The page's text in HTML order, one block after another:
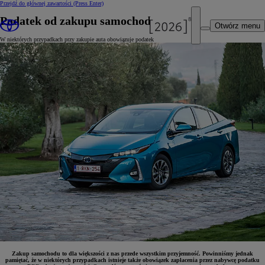
Przejdź do głównej zawartości (Press Enter)
Otwórz menu
Podatek od zakupu samochodu - PCC
W niektórych przypadkach przy zakupie auta obowiązuje podatek
Zakup samochodu to dla większości z nas przede wszystkim przyjemność. Powinniśmy jednak
pamiętać, że w niektórych przypadkach istnieje także obowiązek zapłacenia przez nabywcę podatku